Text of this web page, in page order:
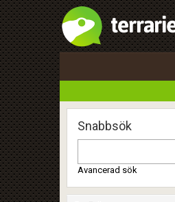
Snabbsök
Avancerad sök